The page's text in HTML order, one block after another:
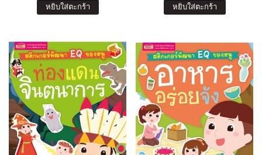
หยิบใส่ตะกร้า หยิบใส่ตะกร้า